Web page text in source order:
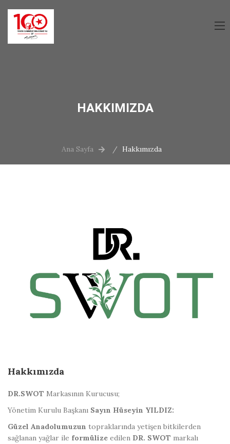
HAKKIMIZDA
Ana Sayfa Hakkımızda
Hakkımızda
DR.SWOT Markasının Kurucusu;
Yönetim Kurulu Başkanı Sayın Hüseyin YILDIZ:
Güzel Anadolumuzun topraklarında yetişen bitkilerden
sağlanan yağlar ile formülize edilen DR. SWOT markalı